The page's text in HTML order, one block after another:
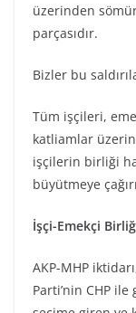
üzerinden
parçasıdır.
Bizler bu
Tüm işçileri,
katliamlar
işçilerin birliği
büyütmeye
İşçi-Emekçi
AKP-MHP
Parti’nin CHP ile